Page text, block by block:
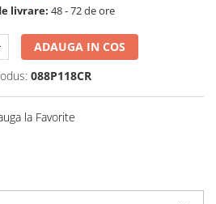
livrare: 48 - 72 de ore
ADAUGA IN COS
088P118CR
la Favorite